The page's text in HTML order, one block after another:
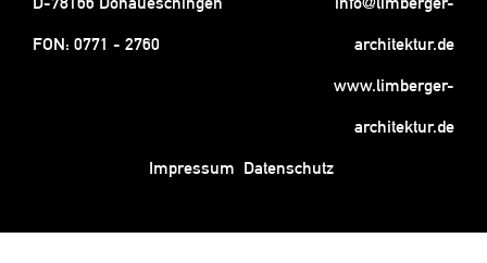
FON: 0771 - 2760
architektur.de
www.limberger-
architektur.de
Impressum Datenschutz